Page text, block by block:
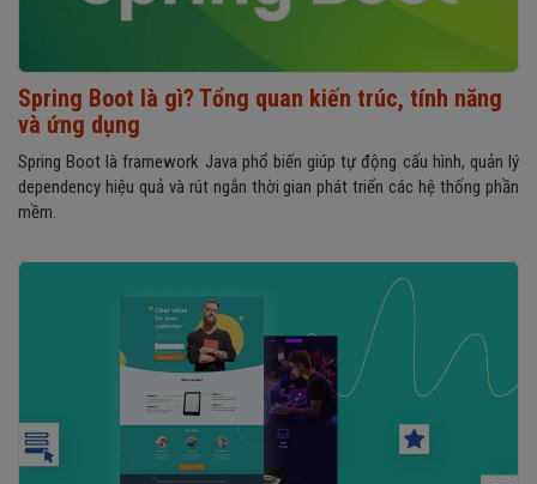
Spring Boot là gì? Tổng quan kiến trúc, tính năng
và ứng dụng
Spring Boot là framework Java phổ biến giúp tự động cấu hình, quản lý
dependency hiệu quả và rút ngắn thời gian phát triển các hệ thống phần
mềm.